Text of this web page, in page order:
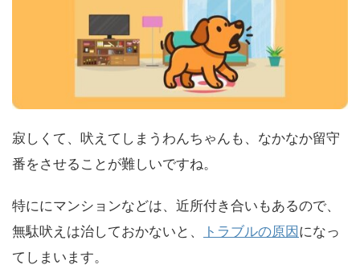
寂しくて、吠えてしまうわんちゃんも、なかなか留守
番をさせることが難しいですね。
特ににマンションなどは、近所付き合いもあるので、
無駄吠えは治しておかないと、
トラブルの原因 になっ
てしまいます。